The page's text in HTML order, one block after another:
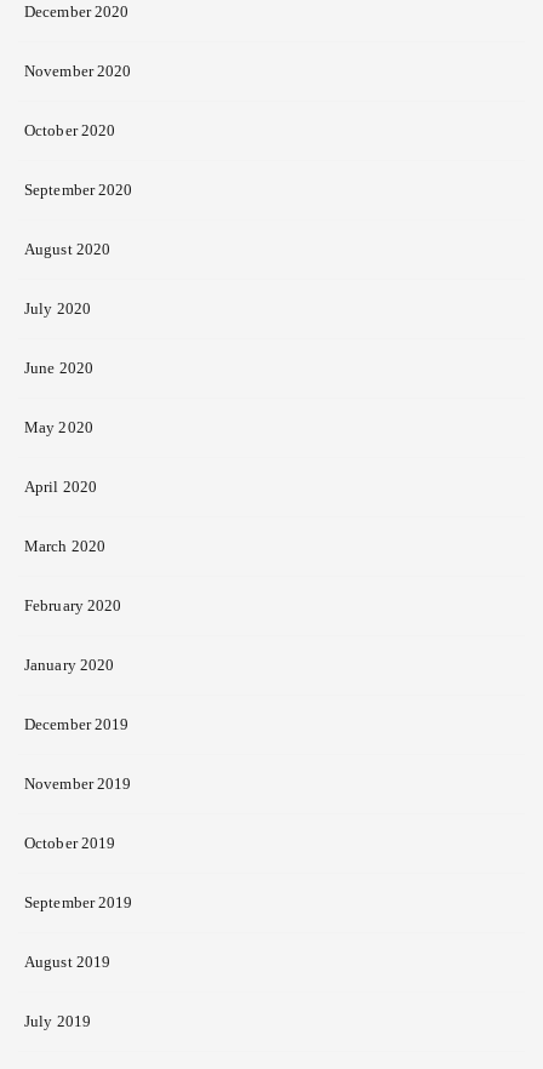
December 2020
November 2020
October 2020
September 2020
August 2020
July 2020
June 2020
May 2020
April 2020
March 2020
February 2020
January 2020
December 2019
November 2019
October 2019
September 2019
August 2019
July 2019